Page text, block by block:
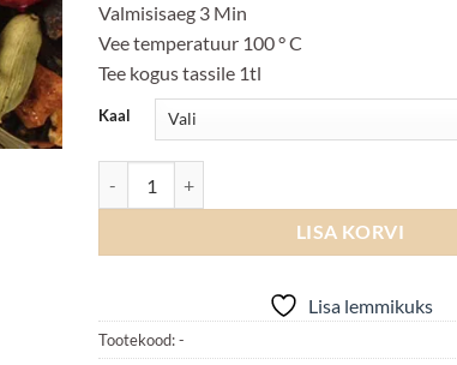
Valmisisaeg 3 Min
Vee temperatuur 100 ° C
Tee kogus tassile 1tl
Kaal
LISA KORVI
Lisa lemmikuks
Tootekood:-